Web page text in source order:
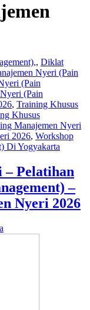
, Diklat
Nyeri (Pain
(Pain
(Pain
, Training Khusus
Khusus
Manajemen Nyeri
2026, Workshop
Di Yogyakarta
– Pelatihan
–
Nyeri 2026